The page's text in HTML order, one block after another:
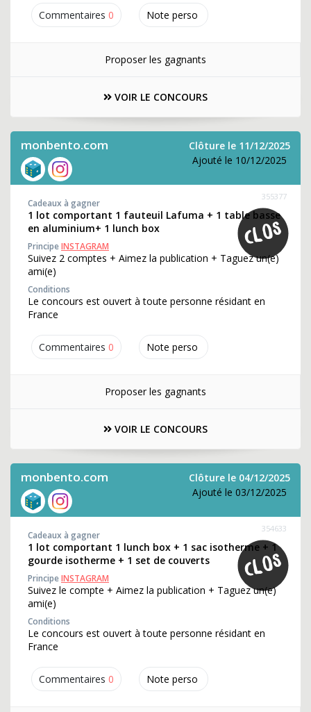
Commentaires 0 Note perso
Proposer les gagnants
VOIR LE CONCOURS
monbento.com
Clôture le 11/12/2025
Ajouté le 10/12/2025
Commentaires 0 Note perso
355377
Cadeaux à gagner
1 lot comportant 1 fauteuil Lafuma + 1 table basse
en aluminium+ 1 lunch box
PrincipeINSTAGRAM
Suivez 2 comptes + Aimez la publication + Taguez un(e)
ami(e)
Conditions
Le concours est ouvert à toute personne résidant en
France
Proposer les gagnants
VOIR LE CONCOURS
monbento.com
Clôture le 04/12/2025
Ajouté le 03/12/2025
Commentaires 0 Note perso
354633
Cadeaux à gagner
1 lot comportant 1 lunch box + 1 sac isotherme + 1
gourde isotherme + 1 set de couverts
PrincipeINSTAGRAM
Suivez le compte + Aimez la publication + Taguez un(e)
ami(e)
Conditions
Le concours est ouvert à toute personne résidant en
France